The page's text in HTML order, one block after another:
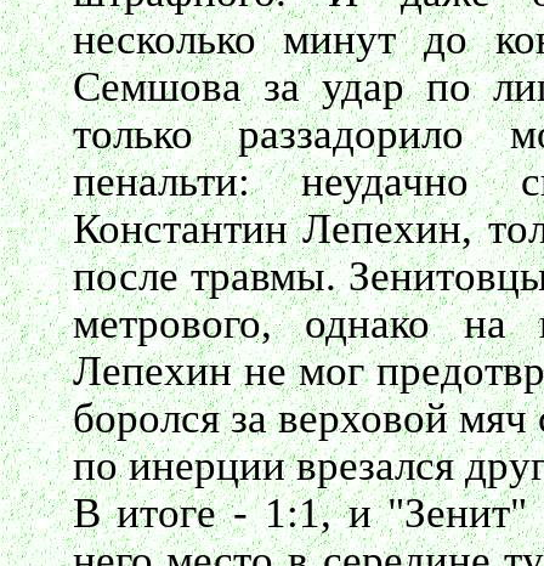
несколько минут до
Семшова за удар по
только раззадорило
пенальти:
Константин Лепехин,
после травмы.
метрового, однако на
Лепехин не мог
боролся за верховой
по инерции врезался
В итоге - 1:1, и "Зенит"